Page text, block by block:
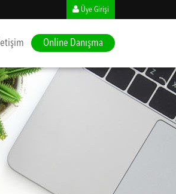
Üye Girişi
İletişim Online Danışma